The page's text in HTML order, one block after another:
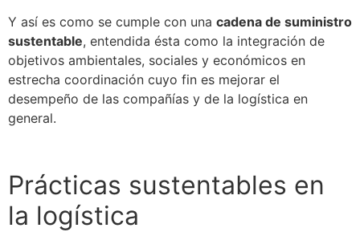
Y así es como se cumple con una cadena de suministro
sustentable, entendida ésta como la integración de
objetivos ambientales, sociales y económicos en
estrecha coordinación cuyo fin es mejorar el
desempeño de las compañías y de la logística en
general.
Prácticas sustentables en
la logística